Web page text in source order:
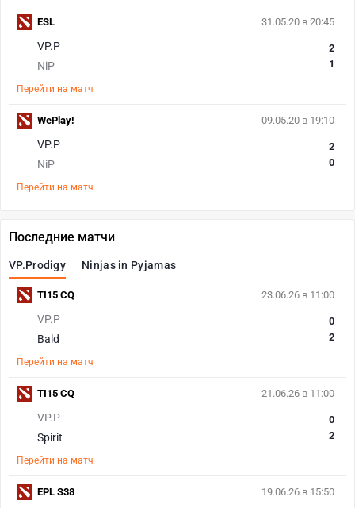
31.05.20 в 20:45
VP.P
NiP
2
1
Перейти на матч
ESL
09.05.20 в 19:10
VP.P
NiP
2
0
Перейти на матч
WePlay!
Последние матчи
VP.Prodigy Ninjas in Pyjamas
23.06.26 в 11:00
VP.P
Bald
0
2
Перейти на матч
TI15 CQ
21.06.26 в 11:00
VP.P
Spirit
0
2
Перейти на матч
TI15 CQ
19.06.26 в 15:50
EPL S38